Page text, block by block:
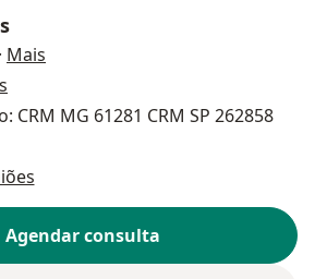
· Mais
MG 61281 CRM SP 262858
Agendar consulta